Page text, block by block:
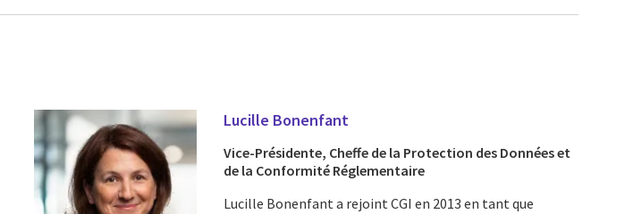
Lucille Bonenfant
Vice-Présidente, Cheffe de la Protection des Données et
de la Conformité Réglementaire
Lucille Bonenfant a rejoint CGI en 2013 en tant que